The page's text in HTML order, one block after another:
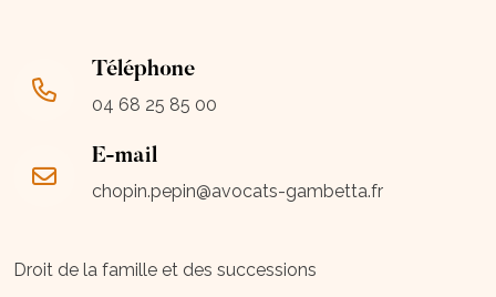
Droit de la famille et des successions
Téléphone
04 68 25 85 00
E-mail
chopin.pepin@avocats-gambetta.fr